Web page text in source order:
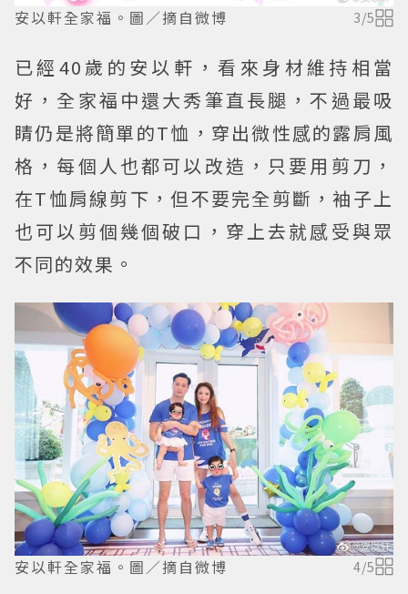
安以軒全家福。圖／摘自微博 3/5
已經40歲的安以軒，看來身材維持相當
好，全家福中還大秀筆直長腿，不過最吸
睛仍是將簡單的T恤，穿出微性感的露肩風
格，每個人也都可以改造，只要用剪刀，
在T恤肩線剪下，但不要完全剪斷，袖子上
也可以剪個幾個破口，穿上去就感受與眾
不同的效果。
安以軒全家福。圖／摘自微博 4/5